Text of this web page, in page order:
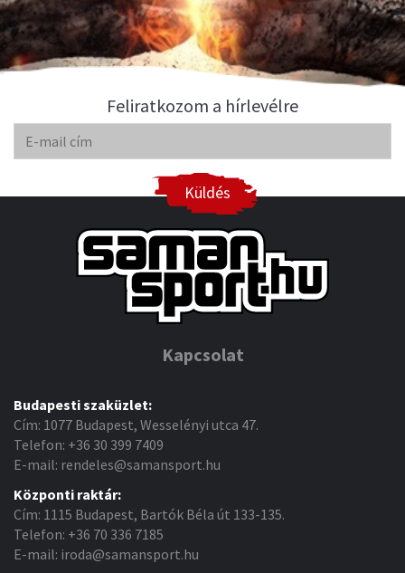
Feliratkozom a hírlevélre
Küldés
Kapcsolat
Budapesti szaküzlet:
Cím: 1077 Budapest, Wesselényi utca 47.
Telefon: +36 30 399 7409
E-mail: rendeles@samansport.hu
Központi raktár:
Cím: 1115 Budapest, Bartók Béla út 133-135.
Telefon: +36 70 336 7185
E-mail: iroda@samansport.hu